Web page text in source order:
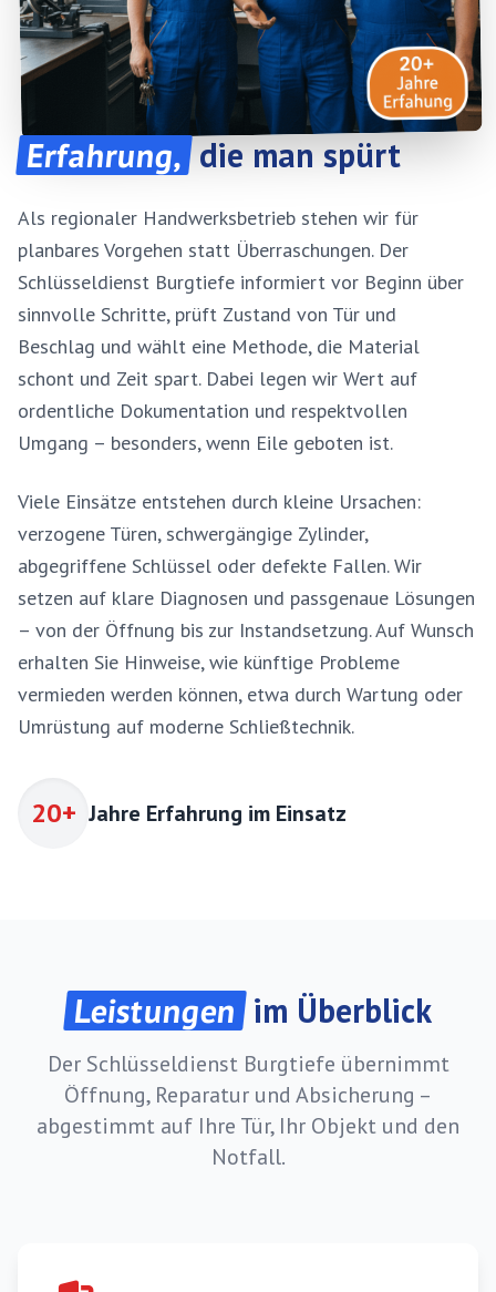
Erfahrung, die man spürt
Als regionaler Handwerksbetrieb stehen wir für
planbares Vorgehen statt Überraschungen. Der
Schlüsseldienst Burgtiefe informiert vor Beginn über
sinnvolle Schritte, prüft Zustand von Tür und
Beschlag und wählt eine Methode, die Material
schont und Zeit spart. Dabei legen wir Wert auf
ordentliche Dokumentation und respektvollen
Umgang – besonders, wenn Eile geboten ist.
Viele Einsätze entstehen durch kleine Ursachen:
verzogene Türen, schwergängige Zylinder,
abgegriffene Schlüssel oder defekte Fallen. Wir
setzen auf klare Diagnosen und passgenaue Lösungen
– von der Öffnung bis zur Instandsetzung. Auf Wunsch
erhalten Sie Hinweise, wie künftige Probleme
vermieden werden können, etwa durch Wartung oder
Umrüstung auf moderne Schließtechnik.
20+ Jahre Erfahrung im Einsatz
Leistungen im Überblick
Der Schlüsseldienst Burgtiefe übernimmt
Öffnung, Reparatur und Absicherung –
abgestimmt auf Ihre Tür, Ihr Objekt und den
Notfall.